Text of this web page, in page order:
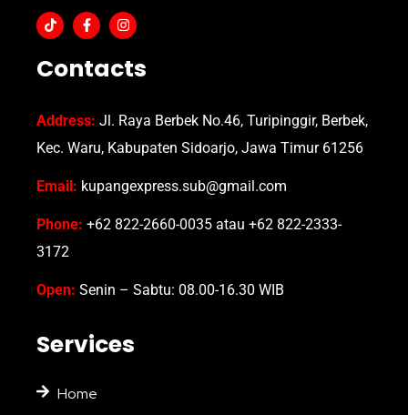
Contacts
Address: Jl. Raya Berbek No.46, Turipinggir, Berbek,
Kec. Waru, Kabupaten Sidoarjo, Jawa Timur 61256
Email: kupangexpress.sub@gmail.com
Phone: +62 822-2660-0035 atau +62 822-2333-
3172
Open: Senin – Sabtu: 08.00-16.30 WIB
Services
Home